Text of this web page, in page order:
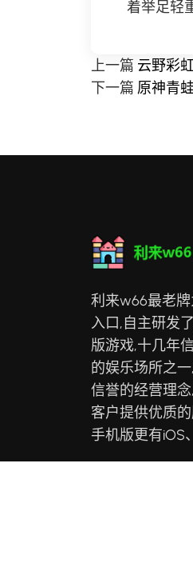
着举足轻
上一篇 云野彩
下一篇 原神青
利来w66最老
入口,自主研发
版游戏,十几年
的娱乐场所之
信誉的经营理
客户提供优质的
手机版更有iOS